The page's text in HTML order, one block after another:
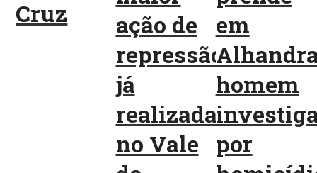
Cruz
ação de
repressão
já
realizada
no Vale
em
homem
por